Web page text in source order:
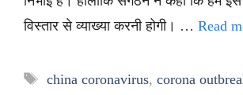
विस्तार से व्याख्या करनी होगी। … Read
Tags
china coronavirus, corona